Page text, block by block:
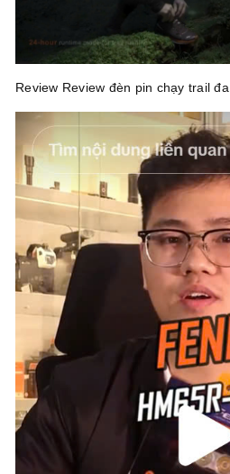
Review Review đèn pin chạy trail